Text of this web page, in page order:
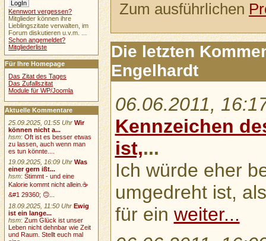
Zum ausführlichen
Die letzten
Engelhardt
06.06.2011,
Kennzeichen
ist,...
Ich würde eher
umgedreht ist,
für ein weiter...
Kennwort vergessen?
Mitglieder können ihre
Lieblingszitate verwalten, im
Forum diskutieren u.v.m. ...
Schon angemeldet?
Mitgliederliste
Für Ihre Homepage
Das Zitat des Tages
Das Zufallszitat
Module für WP/Joomla
Aktuelle Kommentare
25.09.2025, 01:55 Uhr Wir
können nicht a...
hsm:Oft ist es besser etwas
zu lassen, auch wenn man
es tun könnte....
19.09.2025, 16:09 Uhr Was
einer gern ißt...
hsm:Stimmt - und eine
Kalorie kommt nicht allein.☕
&#1 29360; 🙃...
18.09.2025, 11:50 Uhr Ewig
ist ein lange...
hsm:Zum Glück ist unser
Leben nicht dehnbar wie Zeit
und Raum. Stellt euch mal